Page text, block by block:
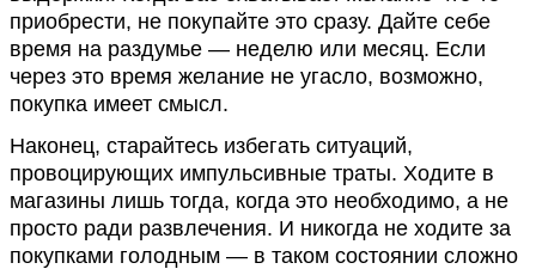
приобрести, не покупайте это сразу. Дайте себе
время на раздумье — неделю или месяц. Если
через это время желание не угасло, возможно,
покупка имеет смысл.
Наконец, старайтесь избегать ситуаций,
провоцирующих импульсивные траты. Ходите в
магазины лишь тогда, когда это необходимо, а не
просто ради развлечения. И никогда не ходите за
покупками голодным — в таком состоянии сложно